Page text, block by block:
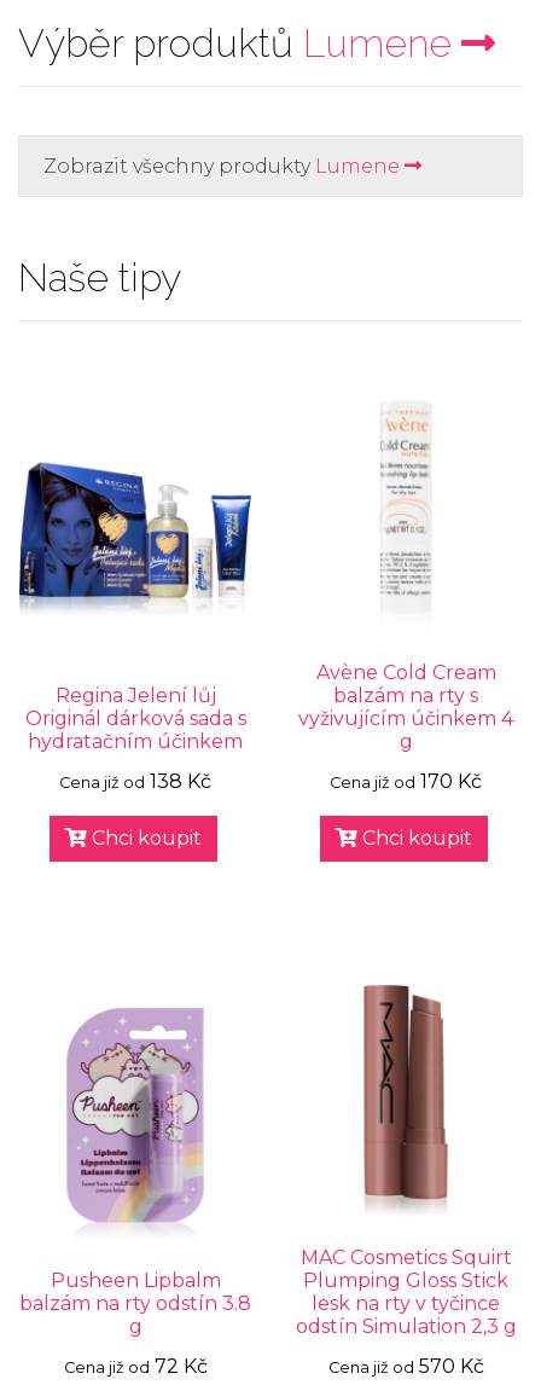
Výběr produktů Lumene
Zobrazit všechny produkty Lumene
Naše tipy
Regina Jelení lůj
Originál dárková sada s
hydratačním účinkem
Cena již od 138 Kč
Chci koupit
Avène Cold Cream
balzám na rty s
vyživujícím účinkem 4
g
Cena již od 170 Kč
Chci koupit
Pusheen Lipbalm
balzám na rty odstín 3.8
g
Cena již od 72 Kč
MAC Cosmetics Squirt
Plumping Gloss Stick
lesk na rty v tyčince
odstín Simulation 2,3 g
Cena již od 570 Kč